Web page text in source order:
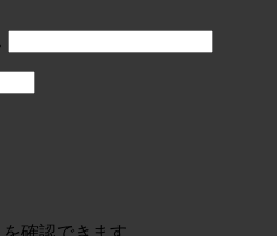
確認できます。